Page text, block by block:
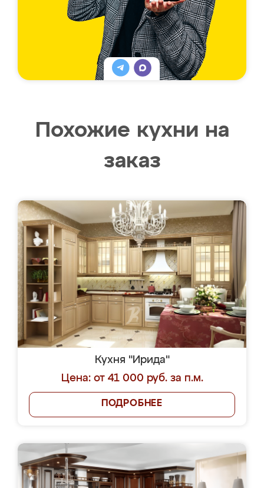
Похожие кухни на
заказ
Кухня "Ирида"
Цена: от 41 000 руб. за п.м.
ПОДРОБНЕЕ